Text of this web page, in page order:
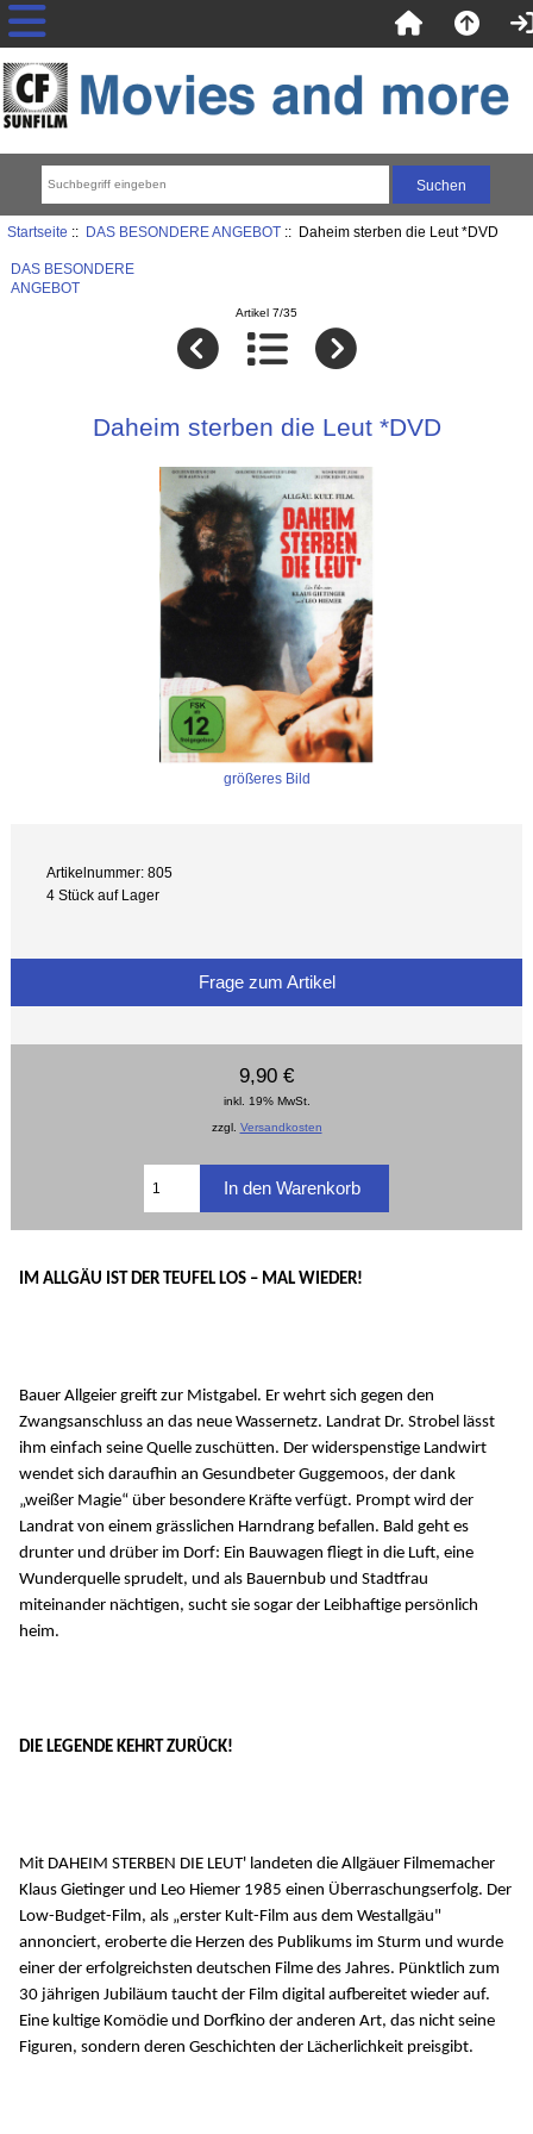
Startseite :: DAS BESONDERE ANGEBOT:: Daheim sterben die Leut *DVD
DAS BESONDERE
ANGEBOT
Artikel 7/35
Daheim sterben die Leut *DVD
größeres Bild
Artikelnummer: 805
4 Stück auf Lager
Frage zum Artikel
9,90 €
inkl. 19% MwSt.
zzgl. Versandkosten
IM ALLGÄU IST DER TEUFEL LOS – MAL WIEDER!
Bauer Allgeier greift zur Mistgabel. Er wehrt sich gegen den
Zwangsanschluss an das neue Wassernetz. Landrat Dr. Strobel lässt
ihm einfach seine Quelle zuschütten. Der widerspenstige Landwirt
wendet sich daraufhin an Gesundbeter Guggemoos, der dank
„weißer Magie“ über besondere Kräfte verfügt. Prompt wird der
Landrat von einem grässlichen Harndrang befallen. Bald geht es
drunter und drüber im Dorf: Ein Bauwagen fliegt in die Luft, eine
Wunderquelle sprudelt, und als Bauernbub und Stadtfrau
miteinander nächtigen, sucht sie sogar der Leibhaftige persönlich
heim.
DIE LEGENDE KEHRT ZURÜCK!
Mit DAHEIM STERBEN DIE LEUT' landeten die Allgäuer Filmemacher
Klaus Gietinger und Leo Hiemer 1985 einen Überraschungserfolg. Der
Low-Budget-Film, als „erster Kult-Film aus dem Westallgäu"
annonciert, eroberte die Herzen des Publikums im Sturm und wurde
einer der erfolgreichsten deutschen Filme des Jahres. Pünktlich zum
30 jährigen Jubiläum taucht der Film digital aufbereitet wieder auf.
Eine kultige Komödie und Dorfkino der anderen Art, das nicht seine
Figuren, sondern deren Geschichten der Lächerlichkeit preisgibt.